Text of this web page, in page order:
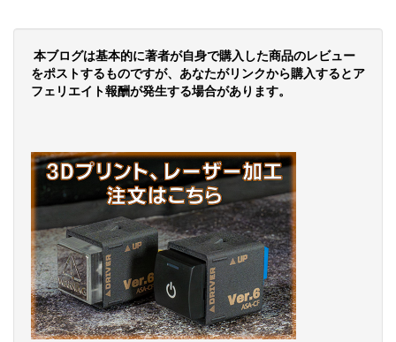
本ブログは基本的に著者が自身で購入した商品のレビュー
をポストするものですが、あなたがリンクから購入するとア
フェリエイト報酬が発生する場合があります。